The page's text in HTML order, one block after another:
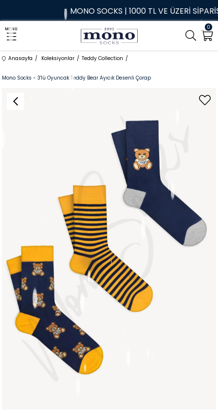
MONO SOCKS | 1000 TL VE ÜZERİ
0
MENU
Anasayfa Koleksiyonlar Teddy Collection
Mono Socks - 3'lü Oyuncak Teddy Bear Ayıcık Desenli Çorap